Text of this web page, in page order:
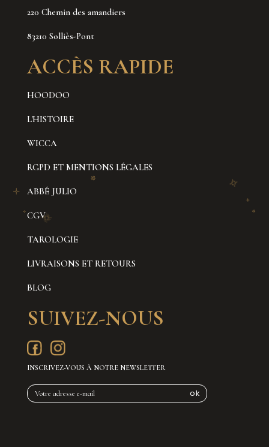
220 Chemin des amandiers
83210 Solliès-Pont
ACCÈS RAPIDE
HOODOO
L'HISTOIRE
WICCA
RGPD ET MENTIONS LÉGALES
ABBÉ JULIO
CGV
TAROLOGIE
LIVRAISONS ET RETOURS
BLOG
SUIVEZ-NOUS
INSCRIVEZ-VOUS À NOTRE NEWSLETTER